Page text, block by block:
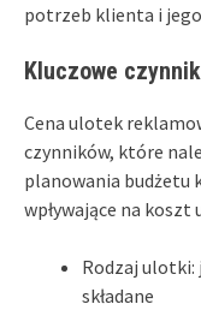
potrzeb klienta i
Kluczowe
Cena ulotek
czynników, które
planowania budżetu
wpływające na koszt
Rodzaj
składane